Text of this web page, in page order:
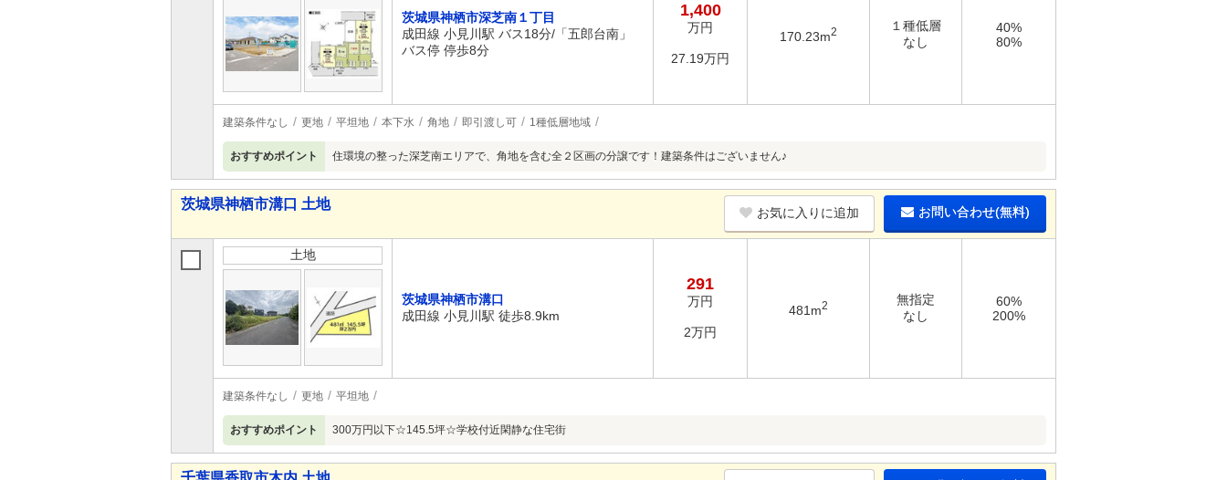
茨城県神栖市深芝南１丁目
成田線 小見川駅 バス18分/「五郎台南」
バス停 停歩8分
1,400
万円
27.19万円
170.23m2
１種低層
なし
40%
80%
建築条件なし 更地 平坦地 本下水 角地 即引渡し可 1種低層地域
おすすめポイント 住環境の整った深芝南エリアで、角地を含む全２区画の分譲です！建築条件はございません♪
茨城県神栖市溝口 土地
お気に入りに追加 お問い合わせ(無料)
土地
茨城県神栖市溝口
成田線 小見川駅 徒歩8.9km
291
万円
2万円
481m2
無指定
なし
60%
200%
建築条件なし 更地 平坦地
おすすめポイント 300万円以下☆145.5坪☆学校付近閑静な住宅街